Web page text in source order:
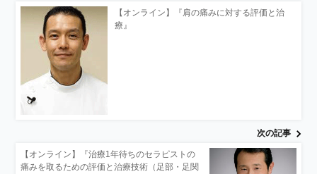
【オンライン】『肩の痛みに対する評価と治
療』
次の記事
【オンライン】『治療1年待ちのセラピストの
痛みを取るための評価と治療技術（足部・足関